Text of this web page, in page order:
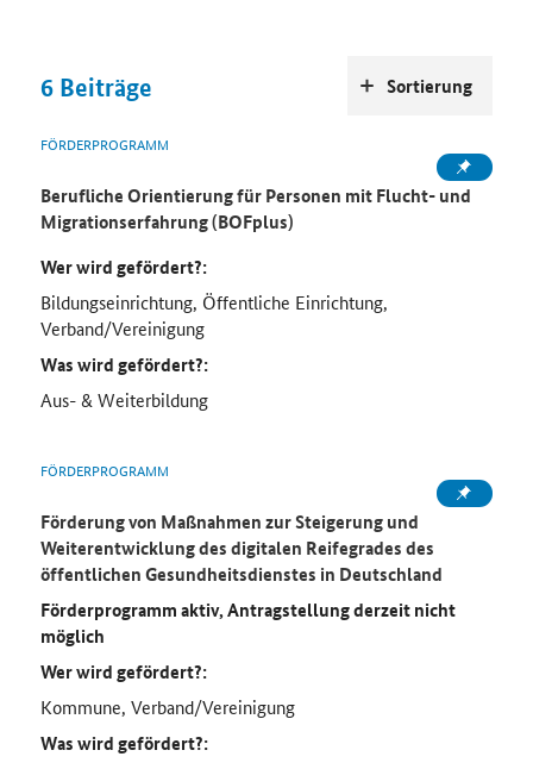
6 Beiträge
FÖRDERPROGRAMM
Berufliche Orientierung für Personen mit Flucht- und
Migrationserfahrung (BOFplus)
Wer wird gefördert?:
Bildungseinrichtung, Öffentliche Einrichtung,
Verband/Vereinigung
Was wird gefördert?:
Aus- & Weiterbildung
FÖRDERPROGRAMM
Förderung von Maßnahmen zur Steigerung und
Weiterentwicklung des digitalen Reifegrades des
öffentlichen Gesundheitsdienstes in Deutschland
Förderprogramm aktiv, Antragstellung derzeit nicht
möglich
Wer wird gefördert?:
Kommune, Verband/Vereinigung
Was wird gefördert?:
Sortierung